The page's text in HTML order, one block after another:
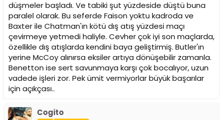
düşmeler başladı. Ve tabiki şut yüzdeside düştü buna
paralel olarak. Bu seferde Faison yoktu kadroda ve
Baxter ile Chatman'ın kötü dış atış yüzdesi maçı
çevirmeye yetmedi haliyle. Cevher çok iyi son maçlarda,
özellikle dış atışlarda kendini baya geliştirmiş. Butler'ın
yerine McCoy alınırsa eksiler artıya dönüşebilir zamanla.
Benetton ise sert savunmaya karşı çok bocalıyor, uzun
vadede işleri zor. Pek ümit vermiyorlar büyük başarılar
için açıkçası..
Cogito